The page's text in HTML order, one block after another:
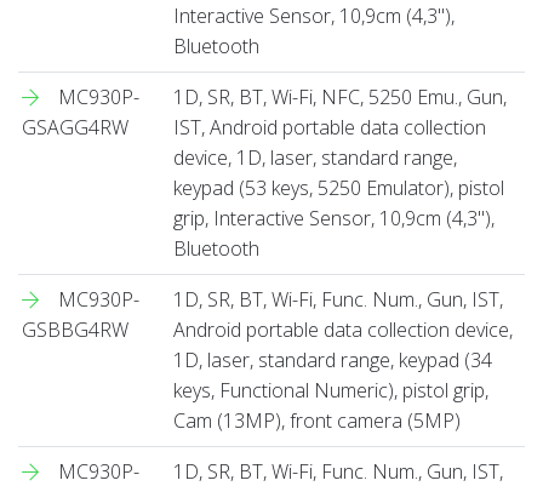
Interactive Sensor, 10,9cm (4,3''),
Bluetooth
MC930P-
GSAGG4RW
1D, SR, BT, Wi-Fi, NFC, 5250 Emu., Gun,
IST, Android portable data collection
device, 1D, laser, standard range,
keypad (53 keys, 5250 Emulator), pistol
grip, Interactive Sensor, 10,9cm (4,3''),
Bluetooth
MC930P-
GSBBG4RW
1D, SR, BT, Wi-Fi, Func. Num., Gun, IST,
Android portable data collection device,
1D, laser, standard range, keypad (34
keys, Functional Numeric), pistol grip,
Cam (13MP), front camera (5MP)
MC930P-
1D, SR, BT, Wi-Fi, Func. Num., Gun, IST,